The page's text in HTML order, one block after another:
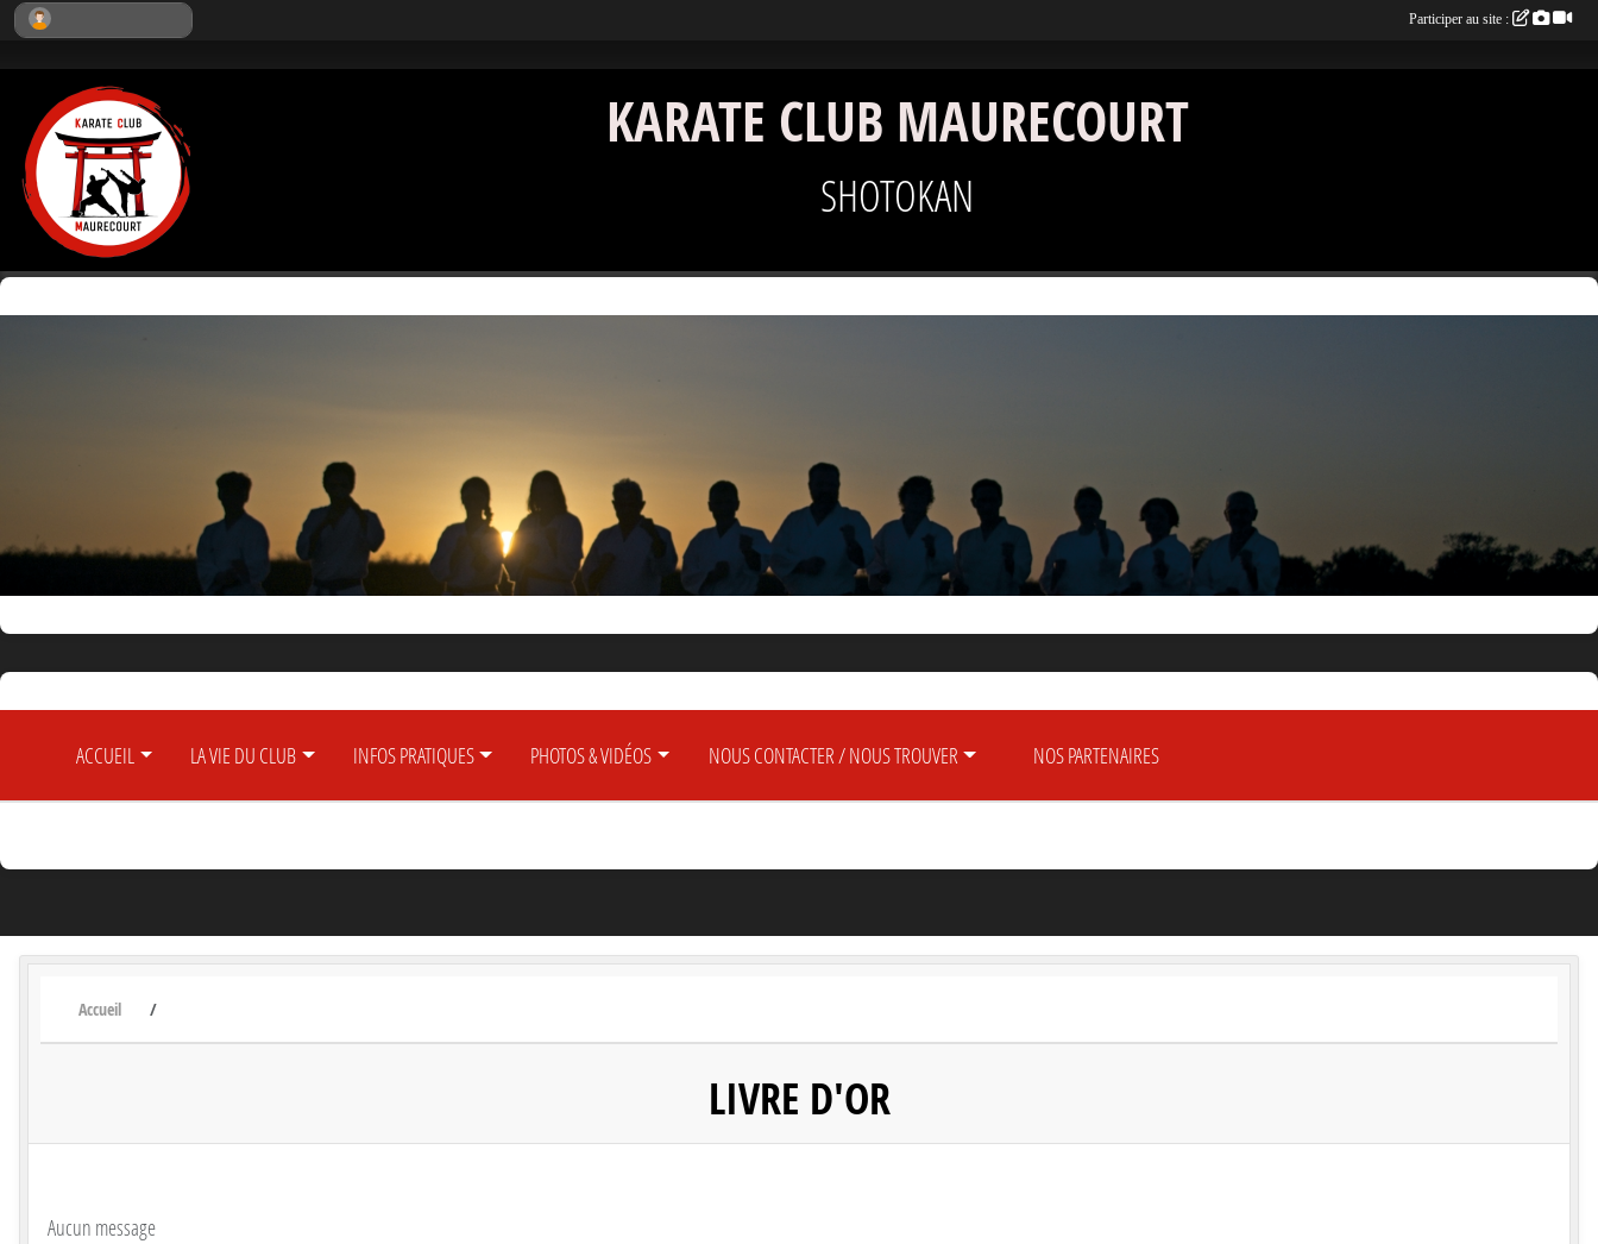
KARATE CLUB MAURECOURT
SHOTOKAN
ACCUEIL LA VIE DU CLUB INFOS PRATIQUES PHOTOS & VIDÉOS NOUS CONTACTER / NOUS TROUVER NOS PARTENAIRES
Accueil
LIVRE D'OR
Aucun message
Participer au site :
Panneau de gestion des cookies